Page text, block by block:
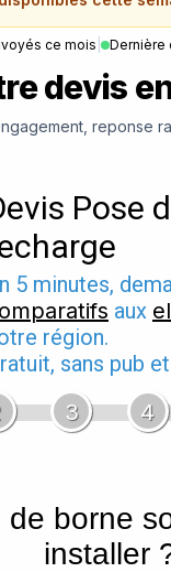
ce mois Dernière
devis
reponse
Pose
5 minutes,
aux
région.
sans pub
3 4
de borne
installer